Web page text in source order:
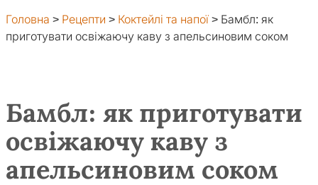
Головна > Рецепти > Коктейлі та напої > Бамбл: як
приготувати освіжаючу каву з апельсиновим соком
Бамбл: як приготувати
освіжаючу каву з
апельсиновим соком